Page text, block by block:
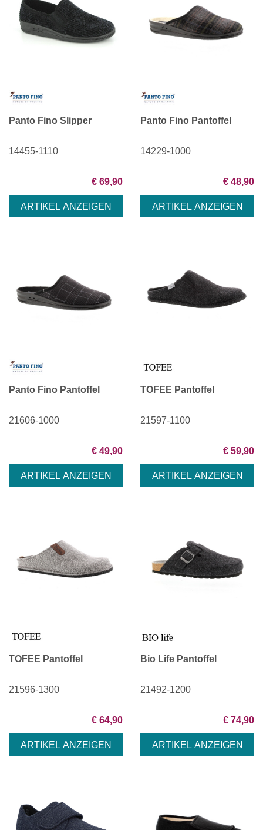
Panto Fino Slipper
14455-1110
€ 69,90
Panto Fino Pantoffel
14229-1000
€ 48,90
Panto Fino Pantoffel
21606-1000
€ 49,90
TOFEE Pantoffel
21597-1100
€ 59,90
TOFEE Pantoffel
21596-1300
€ 64,90
Bio Life Pantoffel
21492-1200
€ 74,90